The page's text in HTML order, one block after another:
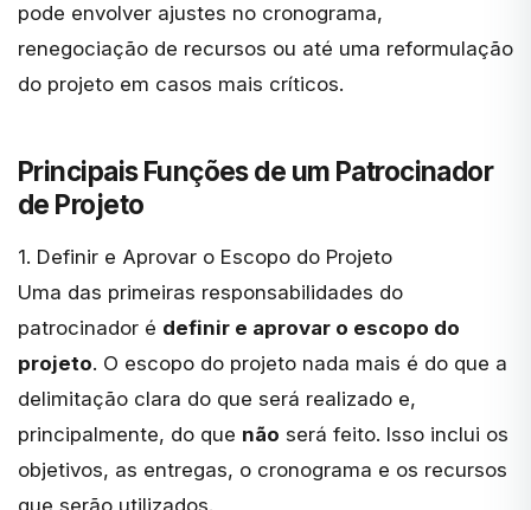
pode envolver ajustes no cronograma,
renegociação de recursos ou até uma reformulação
do projeto em casos mais críticos.
Principais Funções de um Patrocinador
de Projeto
1. Definir e Aprovar o Escopo do Projeto
Uma das primeiras responsabilidades do
patrocinador é definir e aprovar o escopo do
projeto. O escopo do projeto nada mais é do que a
delimitação clara do que será realizado e,
principalmente, do que não será feito. Isso inclui os
objetivos, as entregas, o cronograma e os recursos